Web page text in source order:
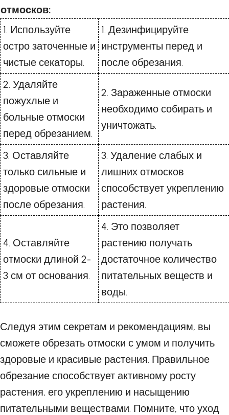
отмосков:
1. Используйте
остро заточенные и
чистые секаторы.
1. Дезинфицируйте
инструменты перед и
после обрезания.
2. Удаляйте
пожухлые и
больные отмоски
перед обрезанием.
2. Зараженные отмоски
необходимо собирать и
уничтожать.
3. Оставляйте
только сильные и
здоровые отмоски
после обрезания.
3. Удаление слабых и
лишних отмосков
способствует укреплению
растения.
4. Оставляйте
отмоски длиной 2-
3 см от основания.
4. Это позволяет
растению получать
достаточное количество
питательных веществ и
воды.
Следуя этим секретам и рекомендациям, вы
сможете обрезать отмоски с умом и получить
здоровые и красивые растения. Правильное
обрезание способствует активному росту
растения, его укреплению и насыщению
питательными веществами. Помните, что уход